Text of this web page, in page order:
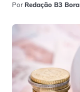
Por Redação B3